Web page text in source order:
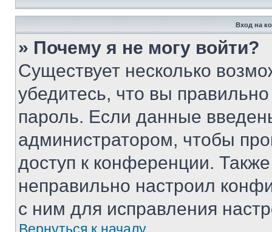
Вход на
» Почему я не могу войти?
Существует несколько
убедитесь, что вы
пароль. Если данные
администратором, чтобы
доступ к конференции.
неправильно настроил
с ним для исправления